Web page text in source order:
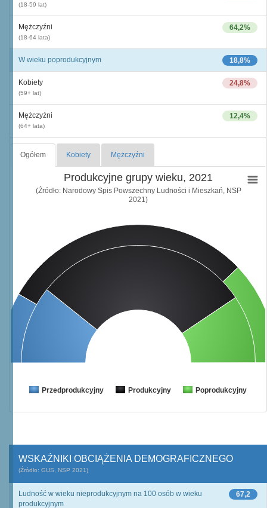
(18-59 lat)
64,2%
Mężczyźni
(18-64 lata)
18,8%
W wieku poprodukcyjnym
24,8%
Kobiety
(59+ lat)
12,4%
Mężczyźni
(64+ lata)
Ogółem Kobiety Mężczyźni
Produkcyjne grupy wieku, 2021
(Źródło: Narodowy Spis Powszechny Ludności i Mieszkań, NSP
2021)
Przedprodukcyjny Produkcyjny Poprodukcyjny
WSKAŹNIKI OBCIĄŻENIA DEMOGRAFICZNEGO
(Źródło: GUS, NSP 2021)
67,2
Ludność w wieku nieprodukcyjnym na 100 osób w wieku
produkcyjnym